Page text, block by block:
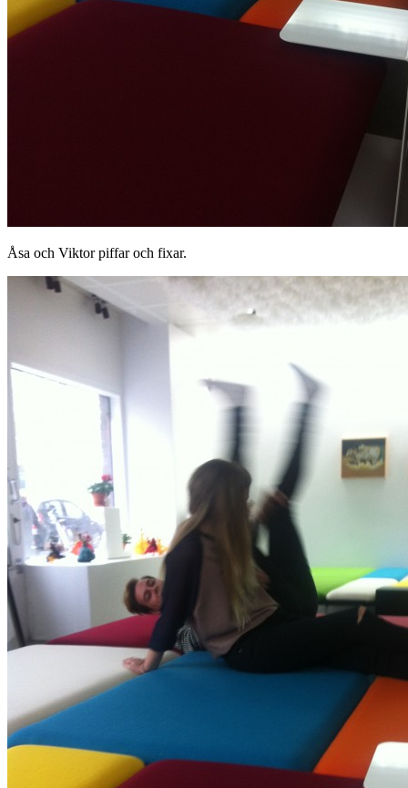
Åsa och Viktor piffar och fixar.